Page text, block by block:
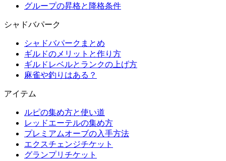
グループの昇格と降格条件
シャドバパーク
シャドバパークまとめ
ギルドのメリットと作り方
ギルドレベルとランクの上げ方
麻雀や釣りはある？
アイテム
ルピの集め方と使い道
レッドエーテルの集め方
プレミアムオーブの入手方法
エクスチェンジチケット
グランプリチケット